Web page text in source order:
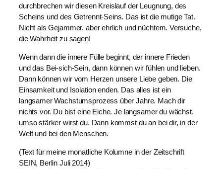
durchbrechen wir diesen Kreislauf der Leugnung, des
Scheins und des Getrennt-Seins. Das ist die mutige Tat.
Nicht als Gejammer, aber ehrlich und nüchtern. Versuche,
die Wahrheit zu sagen!
Wenn dann die innere Fülle beginnt, der innere Frieden
und das Bei-sich-Sein, dann können wir fühlen und lieben.
Dann können wir vom Herzen unsere Liebe geben. Die
Einsamkeit und Isolation enden. Das alles ist ein
langsamer Wachstumsprozess über Jahre. Mach dir
nichts vor. Du bist eine Eiche. Je langsamer du wächst,
umso stärker wirst du. Dann kommst du an bei dir, in der
Welt und bei den Menschen.
(Text für meine monatliche Kolumne in der Zeitschrift
SEIN, Berlin Juli 2014)